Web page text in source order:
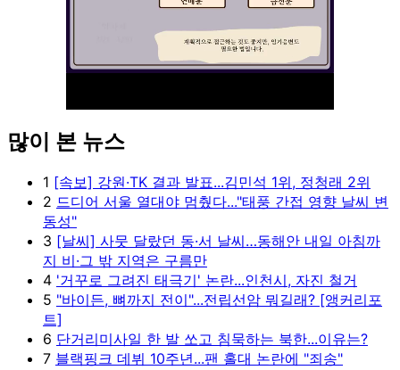
많이 본 뉴스
1 [속보] 강원·TK 결과 발표...김민석 1위, 정청래 2위
2 드디어 서울 열대야 멈췄다..."태풍 간접 영향 날씨 변
동성"
3 [날씨] 사뭇 달랐던 동·서 날씨…동해안 내일 아침까
지 비·그 밖 지역은 구름만
4 '거꾸로 그려진 태극기' 논란...인천시, 자진 철거
5 "바이든, 뼈까지 전이"...전립선암 뭐길래? [앵커리포
트]
6 단거리미사일 한 발 쏘고 침묵하는 북한...이유는?
7 블랙핑크 데뷔 10주년...팬 홀대 논란에 "죄송"